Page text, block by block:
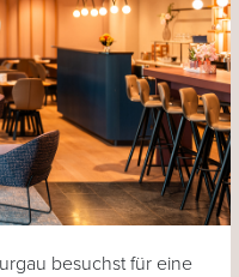
besuchst für eine